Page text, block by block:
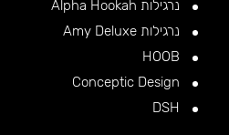
נרגילות Alpha Hookah
נרגילות Amy Deluxe